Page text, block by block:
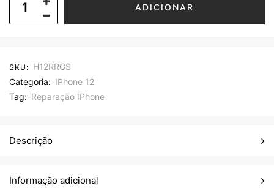
ADICIONAR
SKU: H12RRGS
Categoria: IPhone 12
Tag: Reparação IPhone
Descrição
Informação adicional